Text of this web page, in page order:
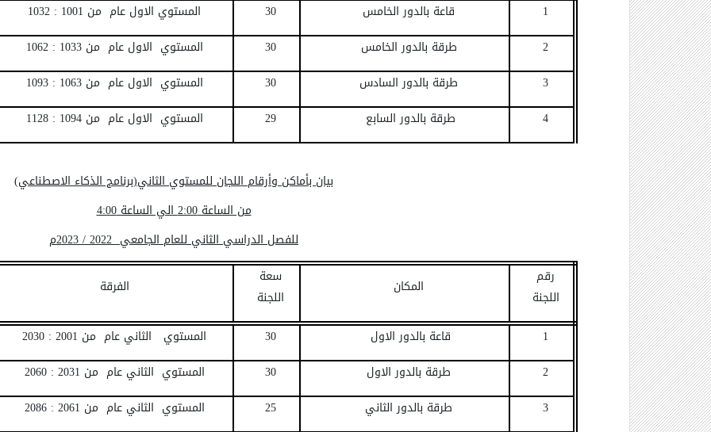
1 قاعة بالدور الخامس 30
المستوي الاول عام من 1001 : 1032
2
طرقة بالدور الخامس 30
المستوي الاول عام من 1033 : 1062
3
طرقة بالدور السادس 30
المستوي الاول عام من 1063 : 1093
4
طرقة بالدور السابع 29 المستوي الاول عام من 1094 : 1128
بيان بأماكن وأرقام اللجان للمستوي الثاني(برنامج الذكاء الاصطناعي)
من الساعة 2:00 الي الساعة 4:00
للفصل الدراسي الثاني للعام الجامعي 2022 / 2023م
رقم
اللجنة
المكان
سعة
اللجنة
الفرقة
1 قاعة بالدور الاول 30
المستوي الثاني عام من 2001 : 2030
2
طرقة بالدور الاول 30
المستوي الثاني عام من 2031 : 2060
3
طرقة بالدور الثاني 25
المستوي الثاني عام من 2061 : 2086